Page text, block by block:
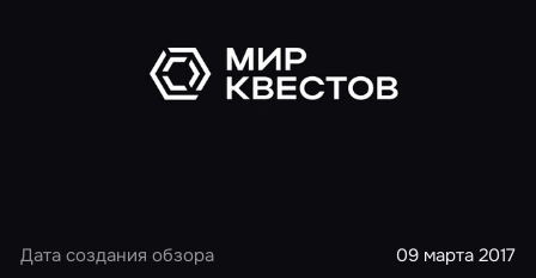
Дата создания обзора 09 марта 2017